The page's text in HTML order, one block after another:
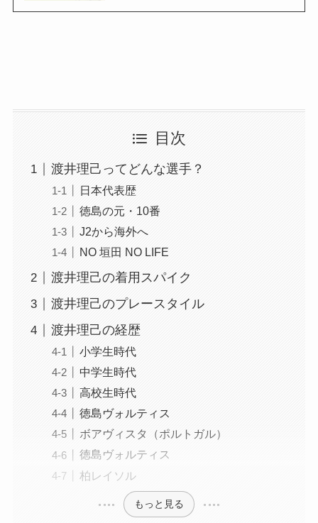
目次
渡井理己ってどんな選手？
日本代表歴
徳島の元・10番
J2から海外へ
NO 垣田 NO LIFE
渡井理己の着用スパイク
渡井理己のプレースタイル
渡井理己の経歴
小学生時代
中学生時代
高校生時代
徳島ヴォルティス
ボアヴィスタ（ポルトガル）
徳島ヴォルティス
柏レイソル
もっと見る